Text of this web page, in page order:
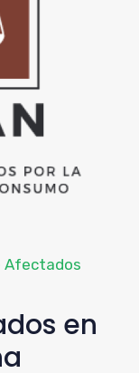
Afectados
en